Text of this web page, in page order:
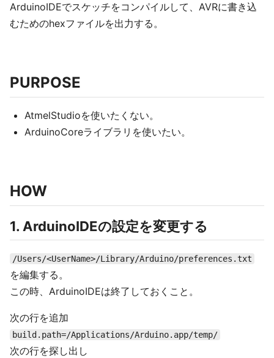
ArduinoIDEでスケッチをコンパイルして、AVRに書き込
むためのhexファイルを出力する。
PURPOSE
AtmelStudioを使いたくない。
ArduinoCoreライブラリを使いたい。
HOW
1. ArduinoIDEの設定を変更する
/Users/<UserName>/Library/Arduino/preferences.txt
を編集する。
この時、ArduinoIDEは終了しておくこと。
次の行を追加
build.path=/Applications/Arduino.app/temp/
次の行を探し出し